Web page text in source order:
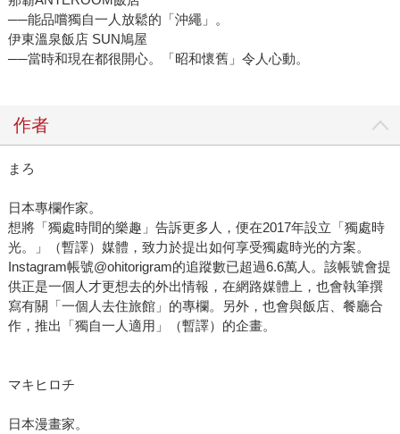
──能品嚐獨自一人放鬆的「沖繩」。
伊東溫泉飯店 SUN鳩屋
──當時和現在都很開心。「昭和懷舊」令人心動。
作者
まろ
日本專欄作家。
想將「獨處時間的樂趣」告訴更多人，便在2017年設立「獨處時
光。」（暫譯）媒體，致力於提出如何享受獨處時光的方案。
Instagram帳號@ohitorigram的追蹤數已超過6.6萬人。該帳號會提
供正是一個人才更想去的外出情報，在網路媒體上，也會執筆撰
寫有關「一個人去住旅館」的專欄。另外，也會與飯店、餐廳合
作，推出「獨自一人適用」（暫譯）的企畫。
マキヒロチ
日本漫畫家。